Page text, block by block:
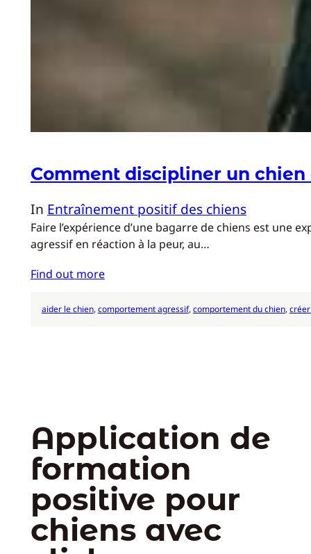
Comment discipliner un
In Entraînement positif des chiens
Faire l’expérience d’une bagarre de chiens est
agressif en réaction à la peur, au…
Find out more
aider le chien, comportement agressif, comportement du chien,
Application de
formation
positive pour
chiens avec